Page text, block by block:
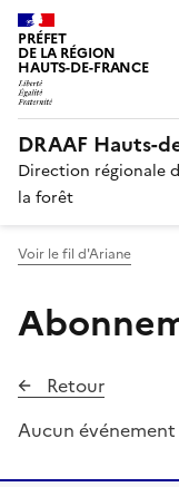
PRÉFET
DE LA RÉGION
HAUTS-DE-FRANCE
DRAAF Hauts-
Direction régionale
la forêt
Voir le fil d'Ariane
Retour
Aucun